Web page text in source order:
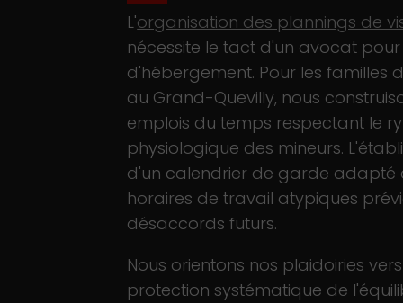
L'organisation des plannings de
nécessite le tact d'un avocat
d'hébergement. Pour les familles
au Grand-Quevilly, nous
emplois du temps respectant le
physiologique des mineurs.
d'un calendrier de garde adapté
horaires de travail atypiques
désaccords futurs.
Nous orientons nos plaidoiries
protection systématique de